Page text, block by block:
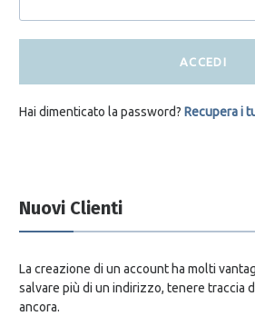
ACCEDI
Hai dimenticato la password? Recupera i
Nuovi Clienti
La creazione di un account ha molti
salvare più di un indirizzo, tenere traccia
ancora.